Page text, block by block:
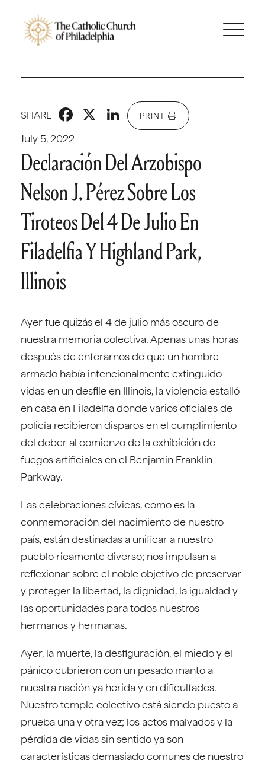
July 5, 2022
SHARE Facebook
X LinkedIn
PRINT
Declaración Del Arzobispo
Nelson J. Pérez Sobre Los
Tiroteos Del 4 De Julio En
Filadelfia Y Highland Park,
Illinois
Ayer fue quizás el 4 de julio más oscuro de
nuestra memoria colectiva. Apenas unas horas
después de enterarnos de que un hombre
armado había intencionalmente extinguido
vidas en un desfile en Illinois, la violencia estalló
en casa en Filadelfia donde varios oficiales de
policía recibieron disparos en el cumplimiento
del deber al comienzo de la exhibición de
fuegos artificiales en el Benjamin Franklin
Parkway.
Las celebraciones cívicas, como es la
conmemoración del nacimiento de nuestro
país, están destinadas a unificar a nuestro
pueblo ricamente diverso; nos impulsan a
reflexionar sobre el noble objetivo de preservar
y proteger la libertad, la dignidad, la igualdad y
las oportunidades para todos nuestros
hermanos y hermanas.
Ayer, la muerte, la desfiguración, el miedo y el
pánico cubrieron con un pesado manto a
nuestra nación ya herida y en dificultades.
Nuestro temple colectivo está siendo puesto a
prueba una y otra vez; los actos malvados y la
pérdida de vidas sin sentido ya son
características demasiado comunes de nuestro